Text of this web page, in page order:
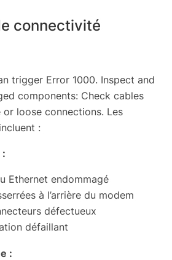
connectivité
trigger Error 1000. Inspect and
components: Check cables
loose connections. Les
:
:
Ethernet endommagé
à l’arrière du modem
défectueux
défaillant
: